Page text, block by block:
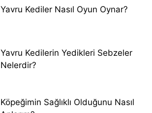
Yavru Kediler Nasıl Oyun Oynar?
Yavru Kedilerin Yedikleri Sebzeler
Nelerdir?
Köpeğimin Sağlıklı Olduğunu Nasıl